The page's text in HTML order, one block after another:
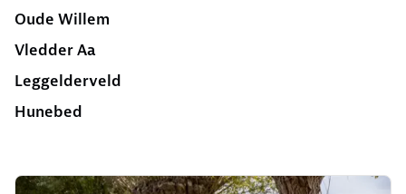
Oude Willem
Vledder Aa
Leggelderveld
Hunebed